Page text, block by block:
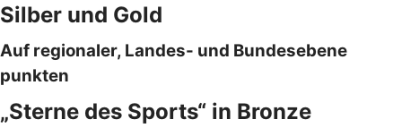
Silber und Gold
Auf regionaler, Landes- und Bundesebene
punkten
„Sterne des Sports“ in Bronze